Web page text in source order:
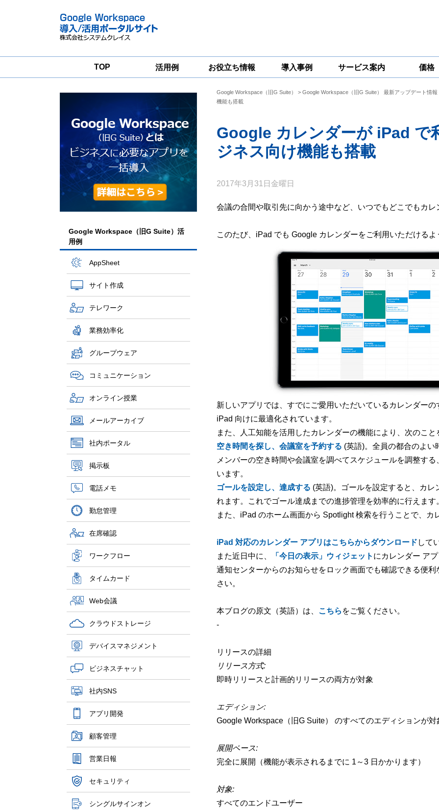
TOP 活用例 お役立ち情報
一問一答 コラム
導入事例 サービス案内
支援サービス
グループウェア
移行支援
Google
Google
Google
価格
Google Workspace（旧G Suite）活
用例
AppSheet
サイト作成
テレワーク
業務効率化
グループウェア
コミュニケーション
オンライン授業
メールアーカイブ
社内ポータル
掲示板
電話メモ
勤怠管理
在席確認
ワークフロー
タイムカード
Web会議
クラウドストレージ
デバイスマネジメント
ビジネスチャット
社内SNS
アプリ開発
顧客管理
営業日報
セキュリティ
シングルサインオン
Google Workspace（旧G Suite） > Google Workspace（旧G Suite） 最新アップデート情報
機能も搭載
Google カレンダーが iPad で
ジネス向け機能も搭載
2017年3月31日金曜日
会議の合間や取引先に向かう途中など、いつでもどこでもカ
このたび、iPad でも Google カレンダーをご利用いただける
新しいアプリでは、すでにご愛用いただいているカレンダーの
iPad 向けに最適化されています。
また、人工知能を活用したカレンダーの機能により、次のこ
空き時間を探し、会議室を予約する (英語)。全員の都合のよ
メンバーの空き時間や会議室を調べてスケジュールを調整す
います。
ゴールを設定し、達成する (英語)。ゴールを設定すると、カ
れます。これでゴール達成までの進捗管理を効率的に行えます
また、iPad のホーム画面から Spotlight 検索を行うことで、
iPad 対応のカレンダー アプリはこちらからダウンロード して
また近日中に、
「今日の表示」ウィジェット にカレンダー ア
通知センターからのお知らせをロック画面でも確認できる便
さい。
本ブログの原文（英語）は、 こちら をご覧ください。
-
リリースの詳細
リリース方式:
即時リリースと計画的リリースの両方が対象
エディション:
Google Workspace（旧G Suite） のすべてのエディションが対
展開ペース:
完全に展開（機能が表示されるまでに 1～3 日かかります）
対象:
すべてのエンドユーザー